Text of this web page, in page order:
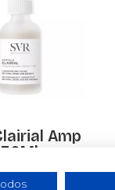
Amp
30Ml
26.35